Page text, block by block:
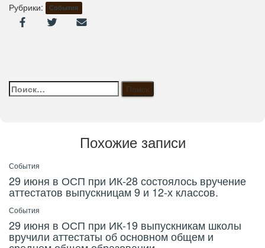
Рубрики: События
Найти:
Похожие записи
События
29 июня в ОСП при ИК-28 состоялось вручение
аттестатов выпускницам 9 и 12-х классов.
События
29 июня в ОСП при ИК-19 выпускникам школы
вручили аттестаты об основном общем и